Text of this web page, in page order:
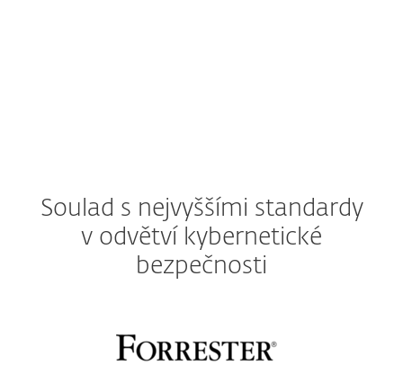
Soulad s nejvyššími standardy
v odvětví kybernetické
bezpečnosti